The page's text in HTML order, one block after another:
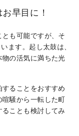
早目に！
も可能ですが、そ
ます。起し太鼓は、
の活気に満ちた光
ることをおすすめ
騒から一転した町
ことも検討してみ